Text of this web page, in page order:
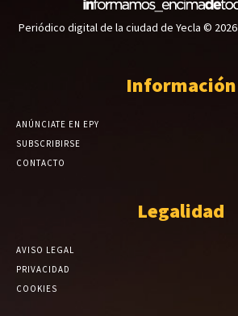
Periódico digital de la ciudad de Yecla © 2026
Información
ANÚNCIATE EN EPY
SUBSCRIBIRSE
CONTACTO
Legalidad
AVISO LEGAL
PRIVACIDAD
COOKIES